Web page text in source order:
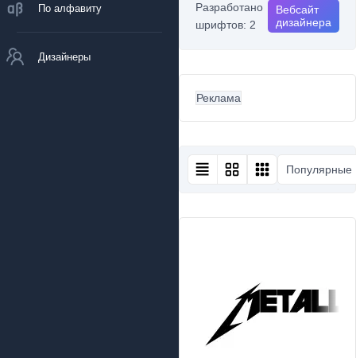
По алфавиту
Дизайнеры
Разработано
шрифтов: 2
Вебсайт
дизайнера
Реклама
Популярные